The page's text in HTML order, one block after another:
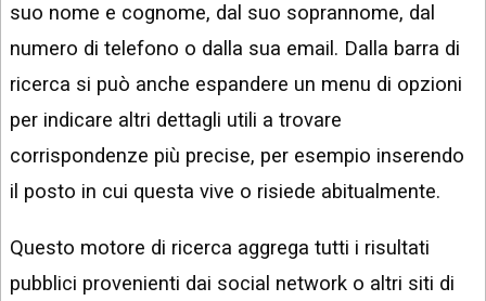
suo nome e cognome, dal suo soprannome, dal
numero di telefono o dalla sua email. Dalla barra di
ricerca si può anche espandere un menu di opzioni
per indicare altri dettagli utili a trovare
corrispondenze più precise, per esempio inserendo
il posto in cui questa vive o risiede abitualmente.
Questo motore di ricerca aggrega tutti i risultati
pubblici provenienti dai social network o altri siti di